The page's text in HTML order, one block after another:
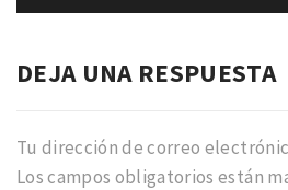
DEJA UNA RESPUESTA
Tu dirección de correo
Los campos obligatorios están